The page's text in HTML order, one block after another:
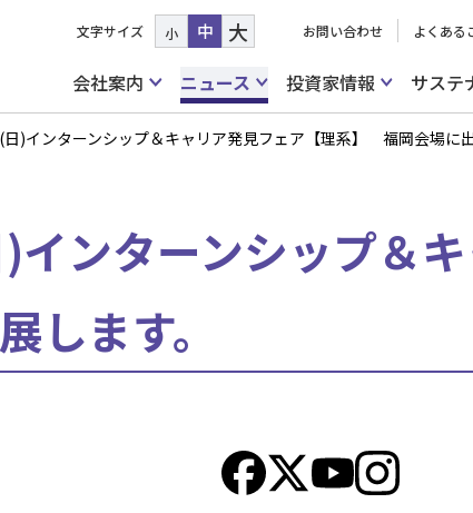
文字サイズ 小 中 大 お問い合わせ よくある
会社案内
ニュース 投資家情報 サステ
)インターンシップ＆キャリア発見フェア【理系】 福岡会場に出
ンターンシップ＆
ます。